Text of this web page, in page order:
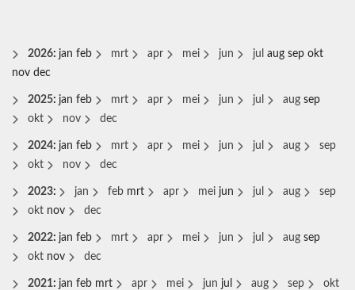
2026: jan feb mrt apr mei jun jul aug sep okt
nov dec
2025: jan feb mrt apr mei jun jul aug sep
okt
nov dec
2024: jan feb mrt apr mei jun jul aug
sep
okt
nov dec
2023: jan feb mrt apr mei jun jul aug
sep
okt nov dec
2022: jan feb mrt apr mei jun jul aug sep
okt nov dec
2021: jan feb mrt apr mei jun jul aug sep
okt